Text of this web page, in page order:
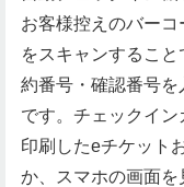
お客様控えのバー
をスキャンするこ
約番号・確認番号
です。チェックイン
印刷したeチケット
か、スマホの画面を